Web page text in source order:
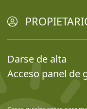
Darse de alta
Acceso panel de